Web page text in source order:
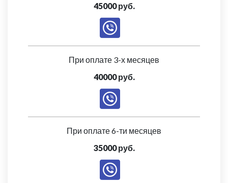
45000 руб.
При оплате 3-х месяцев
40000 руб.
При оплате 6-ти месяцев
35000 руб.